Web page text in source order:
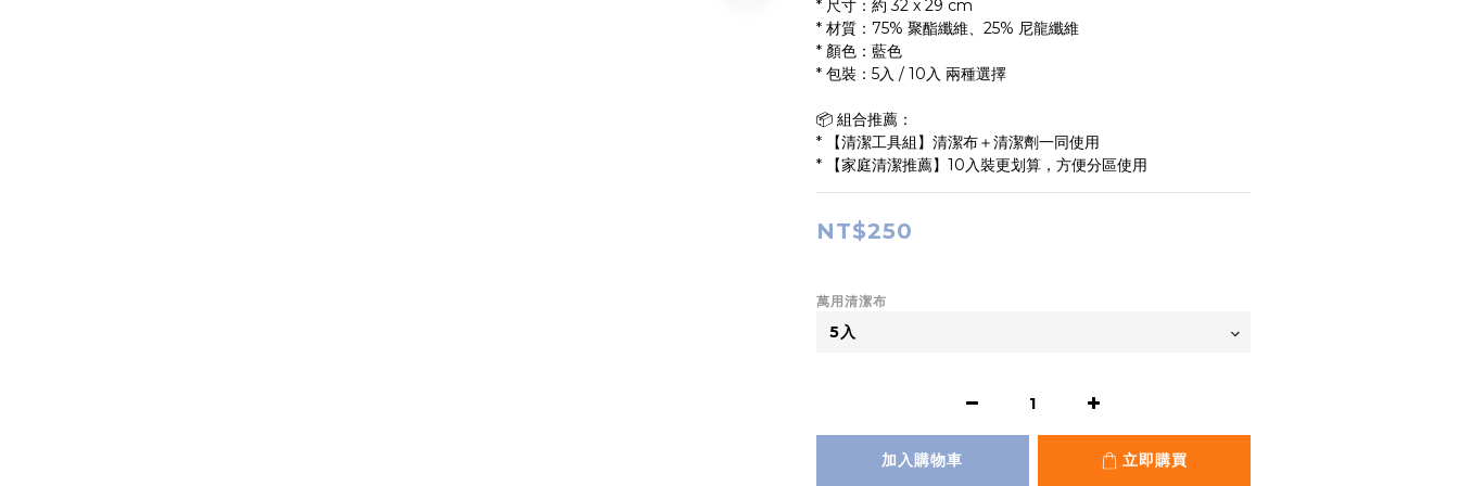
* 尺寸：約 32 x 29 cm
* 材質：75% 聚酯纖維、25% 尼龍纖維
* 顏色：藍色
* 包裝：5入 / 10入 兩種選擇
📦 組合推薦：
* 【清潔工具組】清潔布＋清潔劑一同使用
* 【家庭清潔推薦】10入裝更划算，方便分區使用
NT$250
萬用清潔布
加入購物車 立即購買